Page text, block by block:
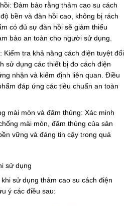
Đảm bảo rằng thảm cao su cách
bền và đàn hồi cao, không bị rách
có đủ sự đàn hồi sẽ giảm thiểu
bảo an toàn cho người sử dụng.
Kiểm tra khả năng cách điện tuyệt đối
sử dụng các thiết bị đo cách điện
nhận và kiểm định liên quan. Điều
đáp ứng các tiêu chuẩn an toàn
mài mòn và đâm thủng: Xác minh
mài mòn, đâm thủng của sản
vững và đáng tin cậy trong quá
sử dụng
sử dụng thảm cao su cách điện
ý các điều sau: